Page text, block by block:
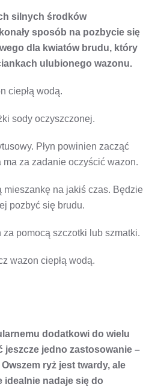
silnych środków
sposób na pozbycie się
dla kwiatów brudu, który
ulubionego wazonu.
ciepłą wodą.
sody oczyszczonej.
Płyn powinien zacząć
za zadanie oczyścić wazon.
mieszankę na jakiś czas. Będzie
pozbyć się brudu.
za pomocą szczotki lub szmatki.
wazon ciepłą wodą.
dodatkowi do wielu
jeszcze jedno zastosowanie –
ryż jest twardy, ale
idealnie nadaje się do